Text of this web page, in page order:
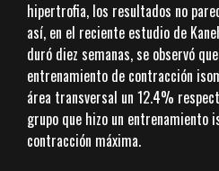
hipertrofia, los resultados no
así, en el reciente estudio de
duró diez semanas, se observó
entrenamiento de contracción
área transversal un 12.4%
grupo que hizo un
contracción máxima.